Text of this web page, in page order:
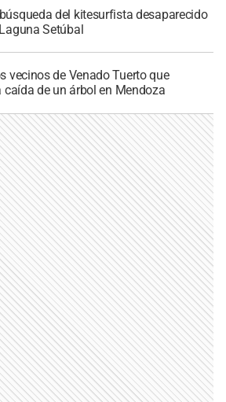
del kitesurfista desaparecido
Setúbal
vecinos de Venado Tuerto que
caída de un árbol en Mendoza